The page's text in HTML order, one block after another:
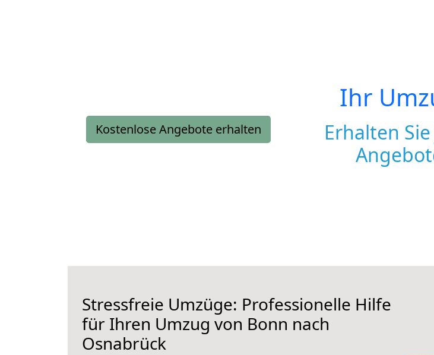
Kostenlose Angebote erhalten
Ihr
Erhalten
Stressfreie Umzüge: Professionelle Hilfe
für Ihren Umzug von Bonn nach
Osnabrück